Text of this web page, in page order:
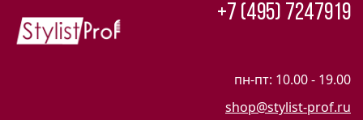
+7 (495) 7247919
пн-пт: 10.00 - 19.00
shop@stylist-prof.ru